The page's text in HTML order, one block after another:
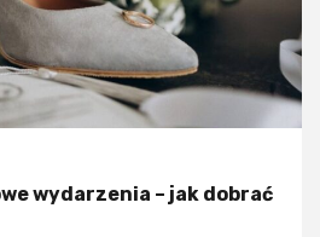
wydarzenia – jak dobrać